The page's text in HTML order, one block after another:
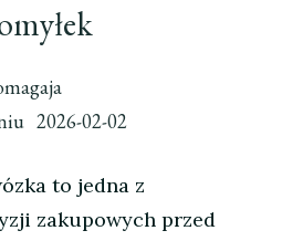
2026-02-02
to jedna z
zakupowych przed